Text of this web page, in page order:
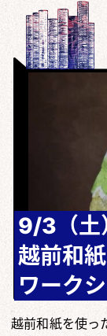
9/3（土
越前和
ワーク
越前和紙を使っ